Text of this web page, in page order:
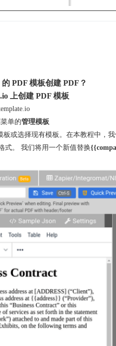
PDF 模板创建 PDF？
上创建 PDF 模板
单的管理模板
板或选择现有模板。在本教程中，
式。 我们将用一个新值替换